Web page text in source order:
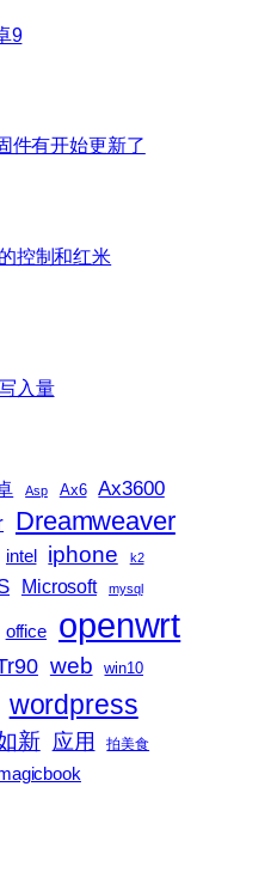
9
件有开始更新了
控制和红米
入量
Asp Ax6 Ax3600
Dreamweaver
intel iphone k2
Microsoft mysql
office openwrt
web win10
wordpress
新 应用
拍美食